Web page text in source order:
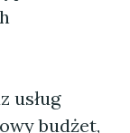
usług
budżet,